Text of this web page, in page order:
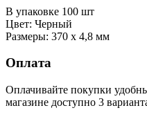
В упаковке 100 шт
Цвет: Черный
Размеры: 370 х 4,8 мм
Оплата
Оплачивайте покупки
магазине доступно 3